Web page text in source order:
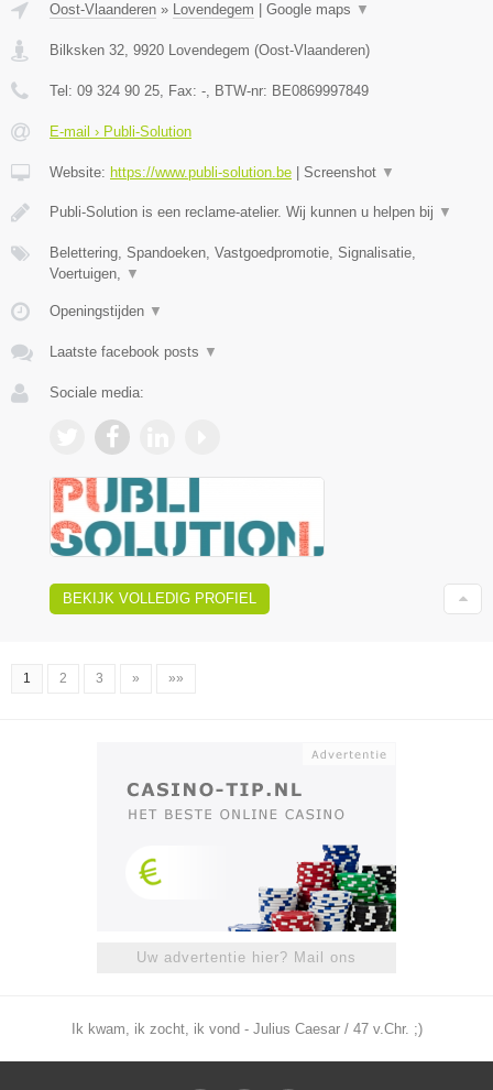
Oost-Vlaanderen » Lovendegem Google maps ▼
Bilksken 32, 9920 Lovendegem (Oost-Vlaanderen)
Tel: 09 324 90 25, Fax: -, BTW-nr: BE0869997849
E-mail › Publi-Solution
Website: https://www.publi-solution.be Screenshot ▼
Publi-Solution is een reclame-atelier. Wij kunnen u helpen bij ▼
Belettering, Spandoeken, Vastgoedpromotie, Signalisatie,
Voertuigen, ▼
Openingstijden ▼
Laatste facebook posts ▼
Sociale media:
BEKIJK VOLLEDIG PROFIEL
1 2 3 » »»
Uw advertentie hier? Mail ons
Ik kwam, ik zocht, ik vond - Julius Caesar / 47 v.Chr. ;)